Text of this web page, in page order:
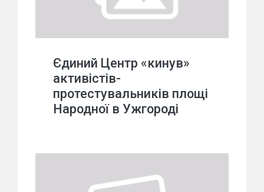
Єдиний Центр «кинув»
активістів-
протестувальників площі
Народної в Ужгороді